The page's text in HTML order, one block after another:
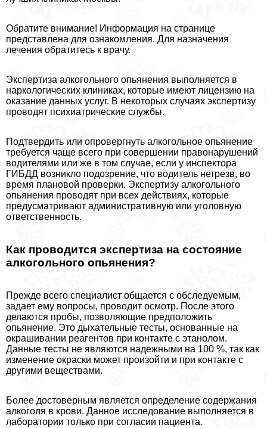
Обратите внимание! Информация на странице
представлена для ознакомления. Для назначения
лечения обратитесь к врачу.
Экспертиза алкогольного опьянения выполняется в
наркологических клиниках, которые имеют лицензию на
оказание данных услуг. В некоторых случаях экспертизу
проводят психиатрические службы.
Подтвердить или опровергнуть алкогольное опьянение
требуется чаще всего при совершении правонарушений
водителями или же в том случае, если у инспектора
ГИБДД возникло подозрение, что водитель нетрезв, во
время плановой проверки. Экспертизу алкогольного
опьянения проводят при всех действиях, которые
предусматривают административную или уголовную
ответственность.
Как проводится экспертиза на состояние
алкогольного опьянения?
Прежде всего специалист общается с обследуемым,
задает ему вопросы, проводит осмотр. После этого
делаются пробы, позволяющие предположить
опьянение. Это дыхательные тесты, основанные на
окрашивании реагентов при контакте с этанолом.
Данные тесты не являются надежными на 100 %, так как
изменение окраски может произойти и при контакте с
другими веществами.
Более достоверным является определение содержания
алкоголя в крови. Данное исследование выполняется в
лаборатории только при согласии пациента.